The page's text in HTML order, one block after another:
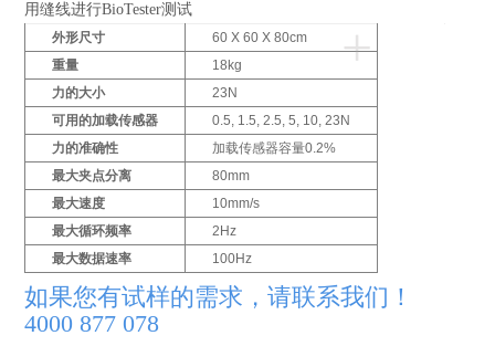
用缝线进行BioTester测试
+
外形尺寸
60 X 60 X 80cm
重量
18kg
力的大小
23N
可用的加载传感器
0.5, 1.5, 2.5, 5, 10, 23N
力的准确性
加载传感器容量0.2%
最大夹点分离
80mm
最大速度
10mm/s
最大循环频率
2Hz
最大数据速率
100Hz
如果您有试样的需求，请联系我们！
4000 877 078